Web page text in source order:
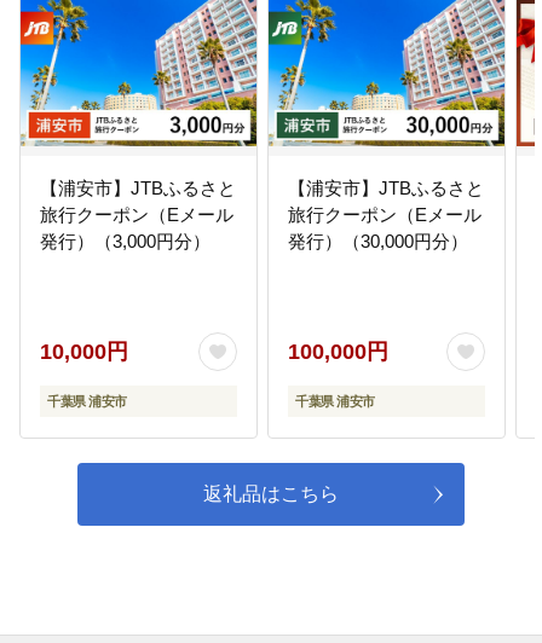
【浦安市】JTBふるさと
旅行クーポン（Eメール
発行）（3,000円分）
10,000円
千葉県 浦安市
【浦安市】JTBふるさと
旅行クーポン（Eメール
発行）（30,000円分）
100,000円
千葉県 浦安市
返礼品はこちら